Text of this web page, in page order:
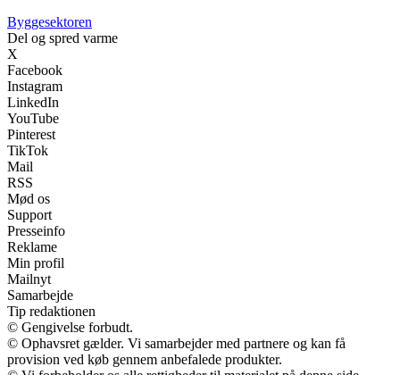
Byggesektoren
Del og spred varme
X
Facebook
Instagram
LinkedIn
YouTube
Pinterest
TikTok
Mail
RSS
Mød os
Support
Presseinfo
Reklame
Min profil
Mailnyt
Samarbejde
Tip redaktionen
© Gengivelse forbudt.
© Ophavsret gælder. Vi samarbejder med partnere og kan få
provision ved køb gennem anbefalede produkter.